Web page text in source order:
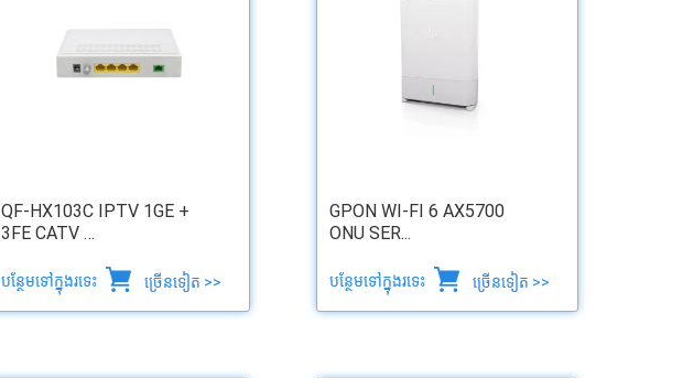
QF-HX103C IPTV 1GE +
3FE CATV …
បន្ថែមទៅក្នុងរទេះ ច្រើនទៀត >>
GPON WI-FI 6 AX5700
ONU SER...
បន្ថែមទៅក្នុងរទេះ ច្រើនទៀត >>